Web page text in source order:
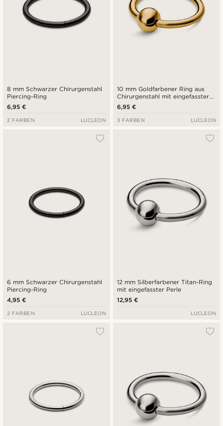
8 mm Schwarzer Chirurgenstahl
Piercing-Ring
6,95 €
2 FARBEN LUCLEON
10 mm Goldfarbener Ring aus
Chirurgenstahl mit eingefasster
Perle
6,95 €
3 FARBEN LUCLEON
6 mm Schwarzer Chirurgenstahl
Piercing-Ring
4,95 €
2 FARBEN LUCLEON
12 mm Silberfarbener Titan-Ring
mit eingefasster Perle
12,95 €
LUCLEON